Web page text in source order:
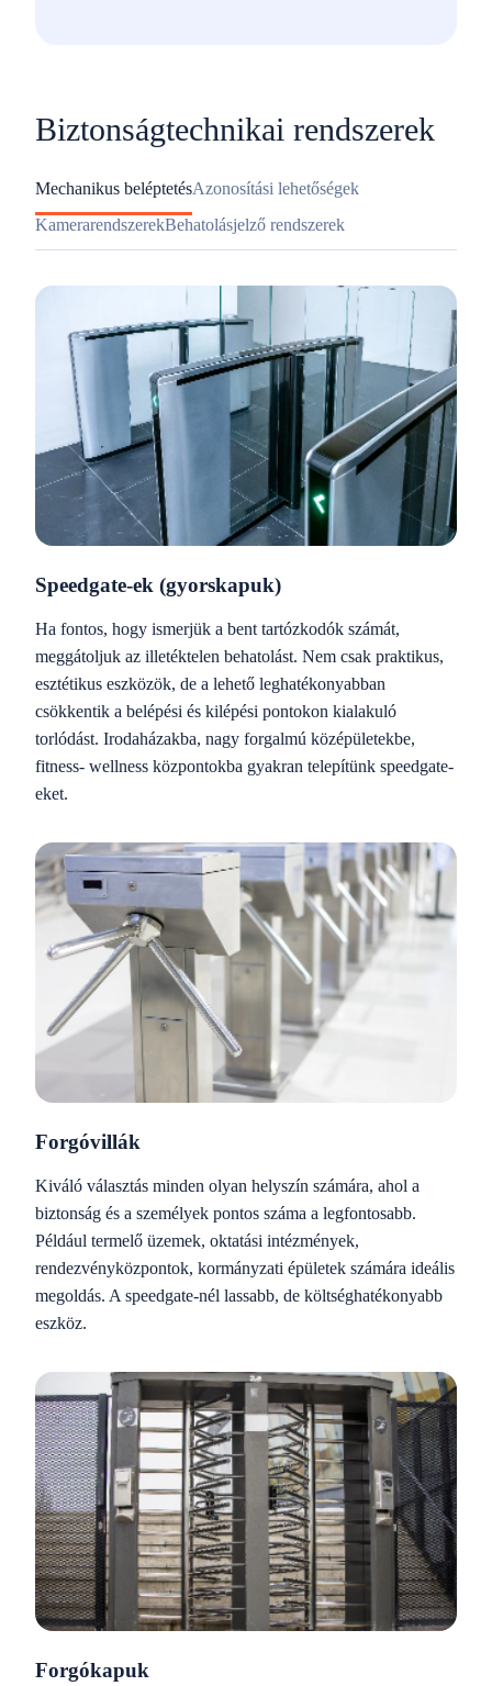
Biztonságtechnikai rendszerek
Mechanikus beléptetésAzonosítási lehetőségek
KamerarendszerekBehatolásjelző rendszerek
Speedgate-ek (gyorskapuk)
Ha fontos, hogy ismerjük a bent tartózkodók számát,
meggátoljuk az illetéktelen behatolást. Nem csak praktikus,
esztétikus eszközök, de a lehető leghatékonyabban
csökkentik a belépési és kilépési pontokon kialakuló
torlódást. Irodaházakba, nagy forgalmú középületekbe,
fitness- wellness központokba gyakran telepítünk speedgate-
eket.
Forgóvillák
Kiváló választás minden olyan helyszín számára, ahol a
biztonság és a személyek pontos száma a legfontosabb.
Például termelő üzemek, oktatási intézmények,
rendezvényközpontok, kormányzati épületek számára ideális
megoldás. A speedgate-nél lassabb, de költséghatékonyabb
eszköz.
Forgókapuk